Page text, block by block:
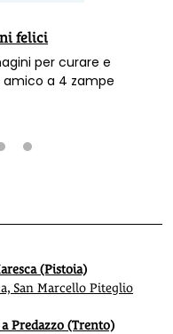
felici
per curare e
al proprio amico a 4 zampe
(Pistoia)
San Marcello Piteglio
Predazzo (Trento)